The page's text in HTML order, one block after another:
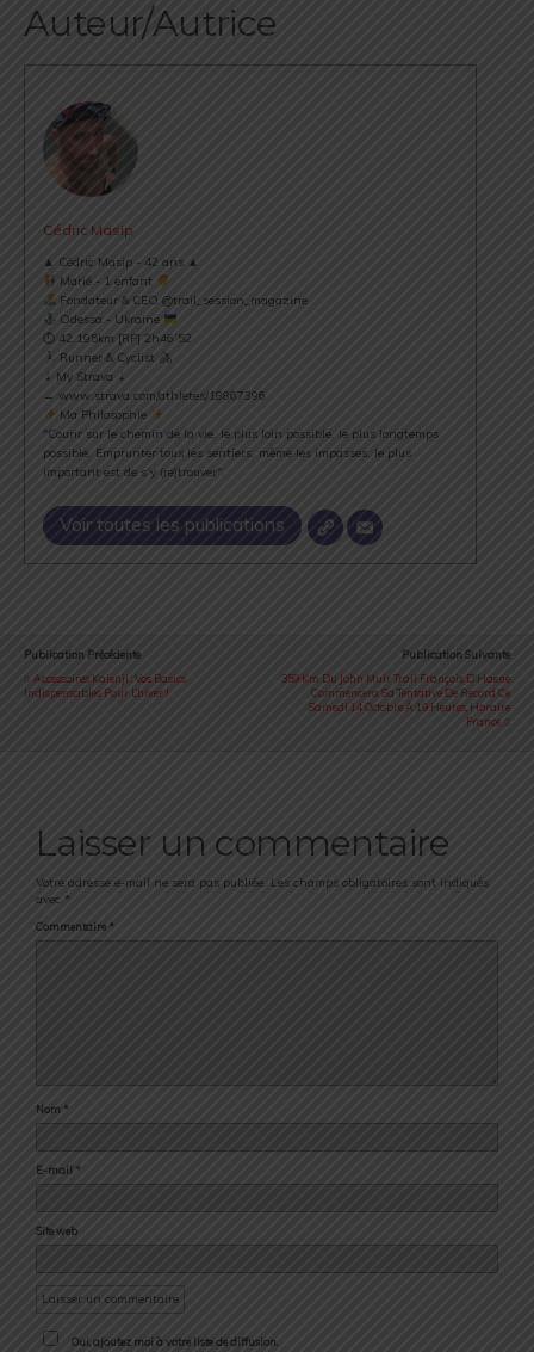
Auteur/Autrice
Cédric Masip
▲ Cédric Masip - 42 ans ▲
Marié - 1 enfant
Fondateur & CEO @trail_session_magazine
Odessa - Ukraine
⏱ 42.195km [RP] 2h46’52
Runner & Cyclist
⇣ My Strava ⇣
→ www.strava.com/athletes/18867396
Ma Philosophie
"Courir sur le chemin de la vie, le plus loin possible, le plus longtemps
possible. Emprunter tous les sentiers, même les impasses, le plus
important est de s’y (re)trouver".
Voir toutes les publications
Publication Précédente
Accessoires Kalenji : Vos Basics
Indispensables Pour L’hiver !
Publication Suivante
359 Km Du John Muir Trail François D'Haene
Commencera Sa Tentative De Record Ce
Samedi 14 Octobre À 19 Heures, Horaire
France
Laisser un commentaire
Votre adresse e-mail ne sera pas publiée. Les champs obligatoires sont indiqués
avec *
Commentaire *
Nom *
E-mail *
Site web
Oui, ajoutez moi à votre liste de diffusion.